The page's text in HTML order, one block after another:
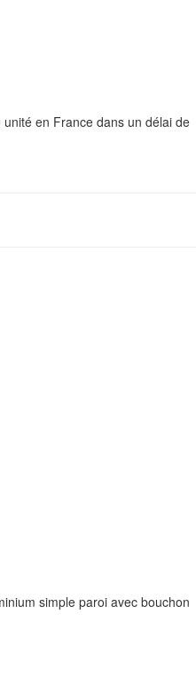
unité en France dans un délai de
simple paroi avec bouchon